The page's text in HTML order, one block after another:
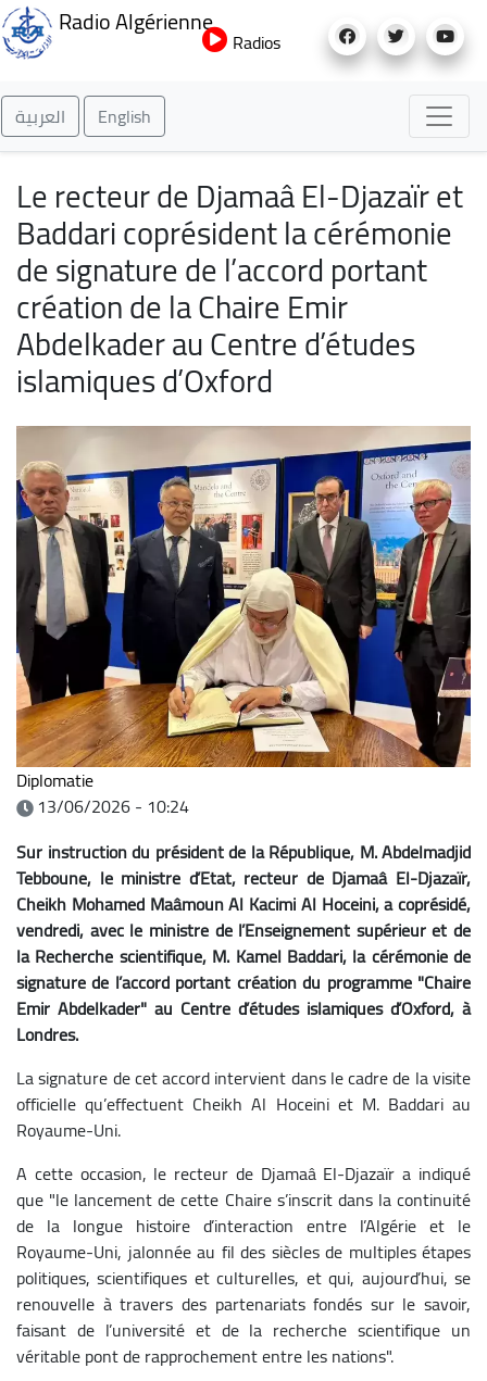
au
Radio Algérienne
Radios
العربية English
Le recteur de Djamaâ El-Djazaïr et
Baddari coprésident la cérémonie
de signature de l’accord portant
création de la Chaire Emir
Abdelkader au Centre d’études
islamiques d’Oxford
Diplomatie
13/06/2026 - 10:24
Sur instruction du président de la République, M. Abdelmadjid
Tebboune, le ministre d’Etat, recteur de Djamaâ El-Djazaïr,
Cheikh Mohamed Maâmoun Al Kacimi Al Hoceini, a coprésidé,
vendredi, avec le ministre de l’Enseignement supérieur et de
la Recherche scientifique, M. Kamel Baddari, la cérémonie de
signature de l’accord portant création du programme "Chaire
Emir Abdelkader" au Centre d’études islamiques d’Oxford, à
Londres.
La signature de cet accord intervient dans le cadre de la visite
officielle qu’effectuent Cheikh Al Hoceini et M. Baddari au
Royaume-Uni.
A cette occasion, le recteur de Djamaâ El-Djazaïr a indiqué
que "le lancement de cette Chaire s’inscrit dans la continuité
de la longue histoire d’interaction entre l’Algérie et le
Royaume-Uni, jalonnée au fil des siècles de multiples étapes
politiques, scientifiques et culturelles, et qui, aujourd’hui, se
renouvelle à travers des partenariats fondés sur le savoir,
faisant de l’université et de la recherche scientifique un
véritable pont de rapprochement entre les nations".